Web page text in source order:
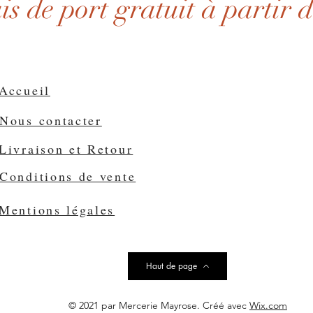
de port gratuit à partir
Nous contacter
et Retour
Conditions de vente
légales
© 2021 par Mercerie Mayrose. Créé avec Wix.com
Haut de page